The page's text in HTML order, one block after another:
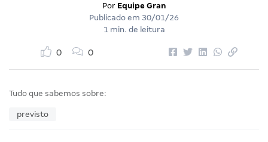
Por Equipe Gran
Publicado em 30/01/26
1 min. de leitura
0 0
Tudo que sabemos sobre:
previsto